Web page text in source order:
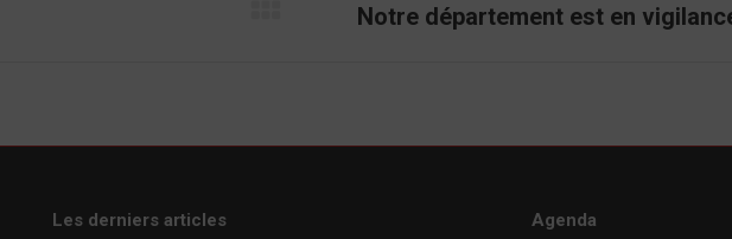
OngletNotre département est en
Les derniers articles Agenda